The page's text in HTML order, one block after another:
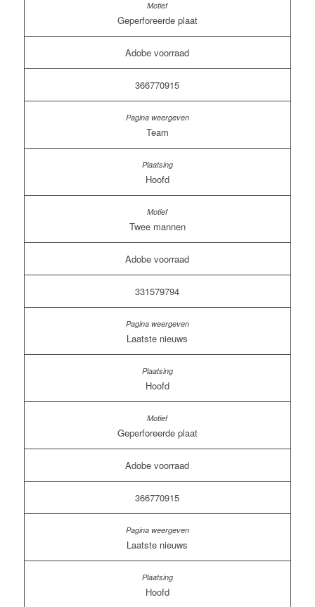
Geperforeerde plaat
Adobe voorraad
366770915
Team
Hoofd
Twee mannen
Adobe voorraad
331579794
Laatste nieuws
Hoofd
Geperforeerde plaat
Adobe voorraad
366770915
Laatste nieuws
Hoofd